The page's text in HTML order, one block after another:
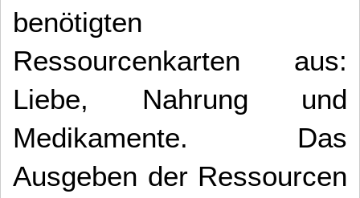
benötigten
Ressourcenkarten aus:
Liebe, Nahrung und
Medikamente.
Das
Ausgeben der Ressourcen